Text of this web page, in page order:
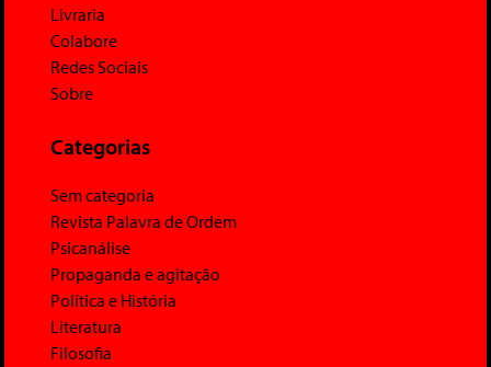
Livraria
Colabore
Redes Sociais
Sobre
Categorias
Sem categoria
Revista Palavra de Ordem
Psicanálise
Propaganda e agitação
Política e História
Literatura
Filosofia